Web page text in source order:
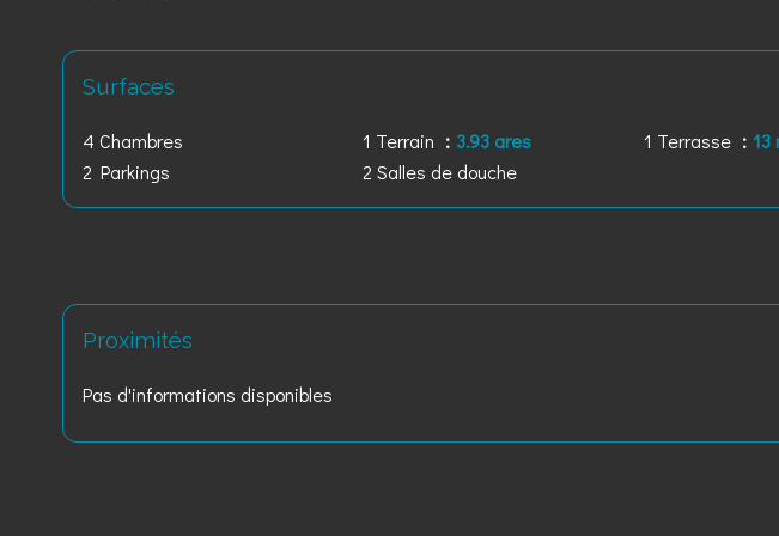
Surfaces
4 Chambres 1 Terrain 3.93 ares 1 Terrasse
13
2 Parkings
2 Salles de douche
Proximités
Pas d'informations disponibles